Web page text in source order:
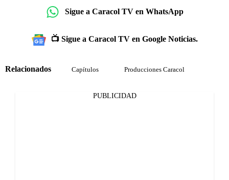
Sigue a Caracol TV en WhatsApp
📺 Sigue a Caracol TV en Google Noticias.
Relacionados Capítulos Producciones Caracol
PUBLICIDAD